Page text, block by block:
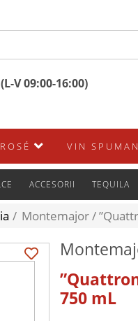
V 09:00-16:00)
VIN
ACCESORII TEQUILA
/ Montemajor /
750 mL